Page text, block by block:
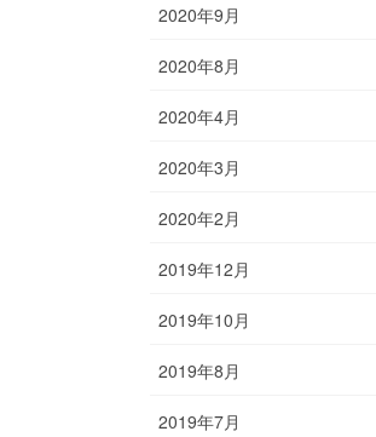
2020年9月
2020年8月
2020年4月
2020年3月
2020年2月
2019年12月
2019年10月
2019年8月
2019年7月